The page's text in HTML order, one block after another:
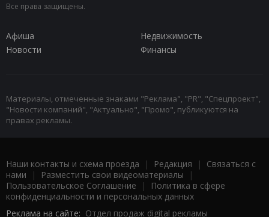
Все права защищены.
Афиша
Недвижимость
Новости
Финансы
Материалы, отмеченные знаками "Реклама", "PR", "Спецпроект",
"Новости компаний", "Актуально", "Промо", публикуются на
правах рекламы.
Наши контакты и схема проезда | Редакция | Связаться с
нами | Разместить свои видеоматериалы |
Пользовательское Соглашение |
Политика в сфере
конфиденциальности и персональных данных
Реклама на сайте: Отдел продаж digital рекламы